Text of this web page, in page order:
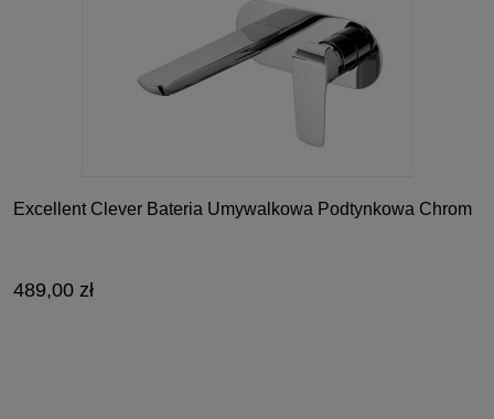
Excellent Clever Bateria Umywalkowa Podtynkowa Chrom
489,00 zł